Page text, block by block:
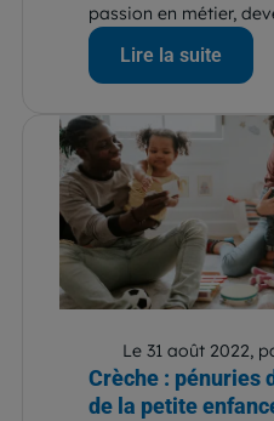
passion en métier,
Lire la suite
Le 31 août 2022,
Crèche : pénuries
de la petite